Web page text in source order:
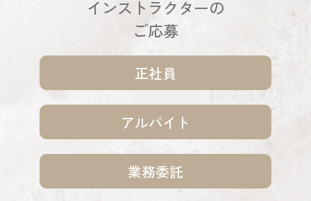
インストラクターの
ご応募
正社員
アルバイト
業務委託